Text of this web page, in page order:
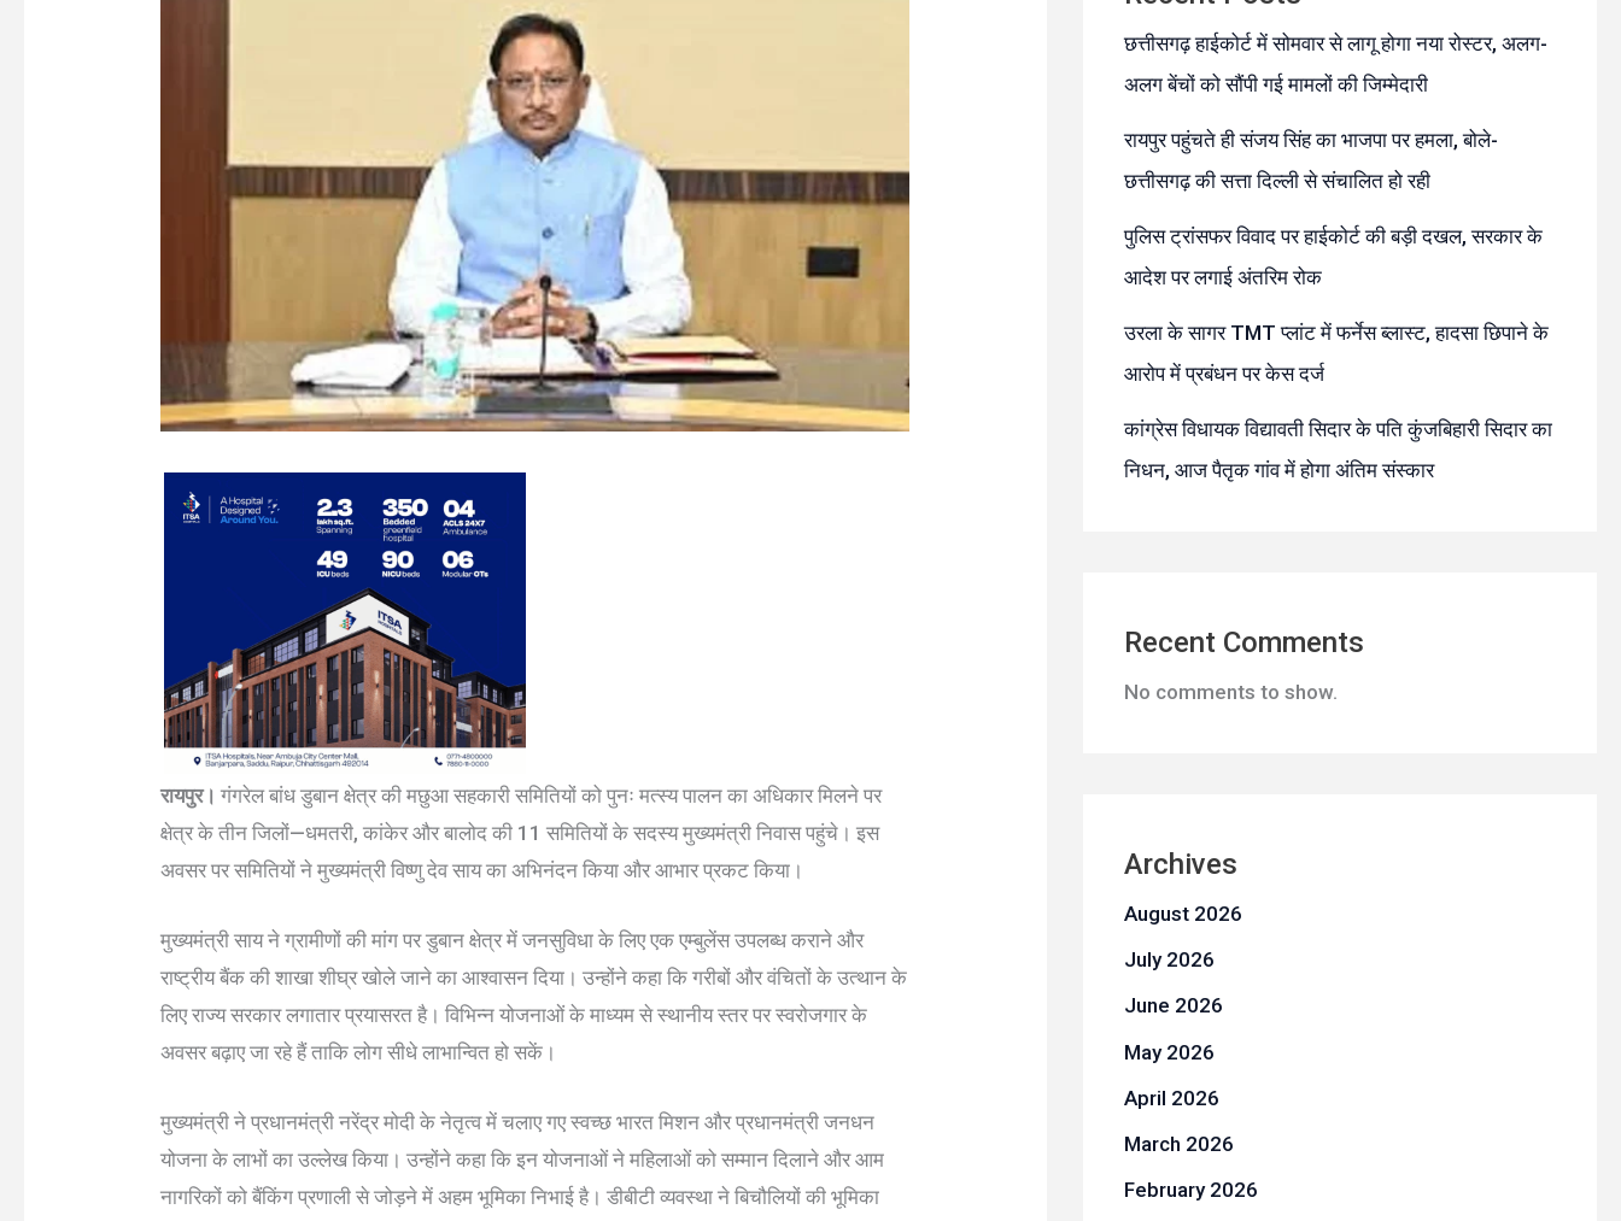
रायपुर।गंगरेल बांध डुबान क्षेत्र की मछुआ सहकारी समितियों को पुनः मत्स्य पालन का अधिकार मिलने पर
क्षेत्र के तीन जिलों—धमतरी, कांकेर और बालोद की 11 समितियों के सदस्य मुख्यमंत्री निवास पहुंचे। इस
अवसर पर समितियों ने मुख्यमंत्री विष्णु देव साय का अभिनंदन किया और आभार प्रकट किया।
मुख्यमंत्री साय ने ग्रामीणों की मांग पर डुबान क्षेत्र में जनसुविधा के लिए एक एम्बुलेंस उपलब्ध कराने और
राष्ट्रीय बैंक की शाखा शीघ्र खोले जाने का आश्वासन दिया। उन्होंने कहा कि गरीबों और वंचितों के उत्थान के
लिए राज्य सरकार लगातार प्रयासरत है। विभिन्न योजनाओं के माध्यम से स्थानीय स्तर पर स्वरोजगार के
अवसर बढ़ाए जा रहे हैं ताकि लोग सीधे लाभान्वित हो सकें।
मुख्यमंत्री ने प्रधानमंत्री नरेंद्र मोदी के नेतृत्व में चलाए गए स्वच्छ भारत मिशन और प्रधानमंत्री जनधन
योजना के लाभों का उल्लेख किया। उन्होंने कहा कि इन योजनाओं ने महिलाओं को सम्मान दिलाने और आम
नागरिकों को बैंकिंग प्रणाली से जोड़ने में अहम भूमिका निभाई है। डीबीटी व्यवस्था ने बिचौलियों की भूमिका
छत्तीसगढ़ हाईकोर्ट में सोमवार से लागू होगा नया रोस्टर, अलग-
अलग बेंचों को सौंपी गई मामलों की जिम्मेदारी
रायपुर पहुंचते ही संजय सिंह का भाजपा पर हमला, बोले-
छत्तीसगढ़ की सत्ता दिल्ली से संचालित हो रही
पुलिस ट्रांसफर विवाद पर हाईकोर्ट की बड़ी दखल, सरकार के
आदेश पर लगाई अंतरिम रोक
उरला के सागर TMT प्लांट में फर्नेस ब्लास्ट, हादसा छिपाने के
आरोप में प्रबंधन पर केस दर्ज
कांग्रेस विधायक विद्यावती सिदार के पति कुंजबिहारी सिदार का
निधन, आज पैतृक गांव में होगा अंतिम संस्कार
Recent Comments
No comments to show.
Archives
August 2026
July 2026
June 2026
May 2026
April 2026
March 2026
February 2026